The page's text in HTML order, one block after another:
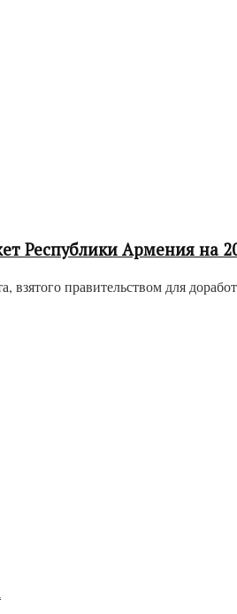
Республики Армения на
взятого правительством для